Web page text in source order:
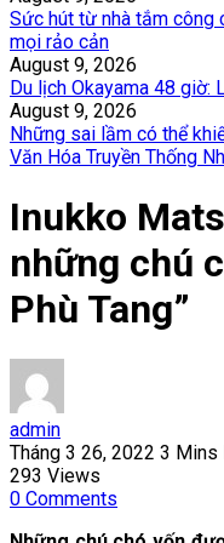
Sức hút từ nhà tắm công
mọi rảo cản
August 9, 2026
Du lịch Okayama 48 giờ:
August 9, 2026
Những sai lầm có thể
Văn Hóa Truyền Thống
Inukko
những chú
Phù Tang”
admin
Tháng 3 26, 2022 3 Mins
293 Views
0 Comments